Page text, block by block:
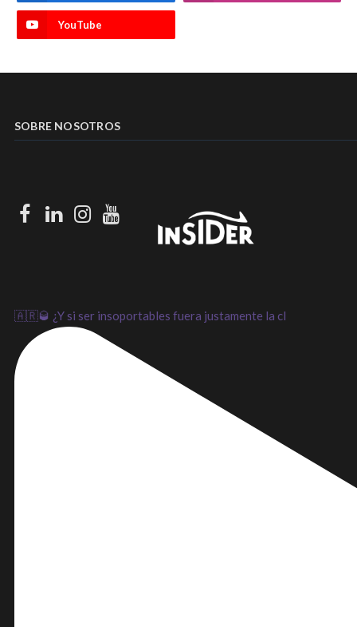
YouTube
SOBRE NOSOTROS
Facebook
LinkedIn
Instagram
Youtube
🇦🇷🥃 ¿Y si ser insoportables fuera justamente la cl